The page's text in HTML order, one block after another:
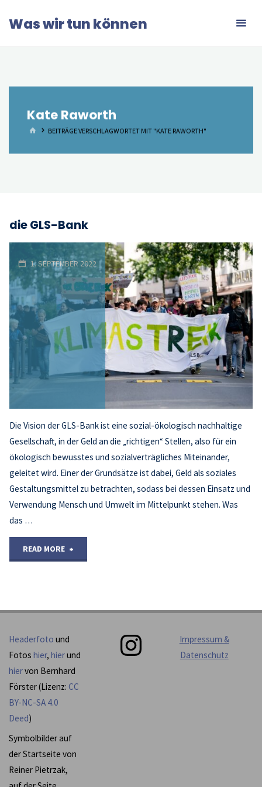
Inhalt
Was wir tun können
Kate Raworth
STARTBEITRÄGE VERSCHLAGWORTET MIT "KATE RAWORTH"
die GLS-Bank
1. SEPTEMBER 2022
Die Vision der GLS-Bank ist eine sozial-ökologisch nachhaltige
Gesellschaft, in der Geld an die „richtigen“ Stellen, also für ein
ökologisch bewusstes und sozialverträgliches Miteinander,
geleitet wird. Einer der Grundsätze ist dabei, Geld als soziales
Gestaltungsmittel zu betrachten, sodass bei dessen Einsatz und
Verwendung Mensch und Umwelt im Mittelpunkt stehen. Was
das …
READ MORE
Headerfoto und
Fotoshier,hierund
hiervon Bernhard
Förster (Lizenz: CC
BY-NC-SA 4.0
Deed)
Symbolbilder auf
der Startseite von
Reiner Pietrzak,
Instagram
Impressum &
Datenschutz